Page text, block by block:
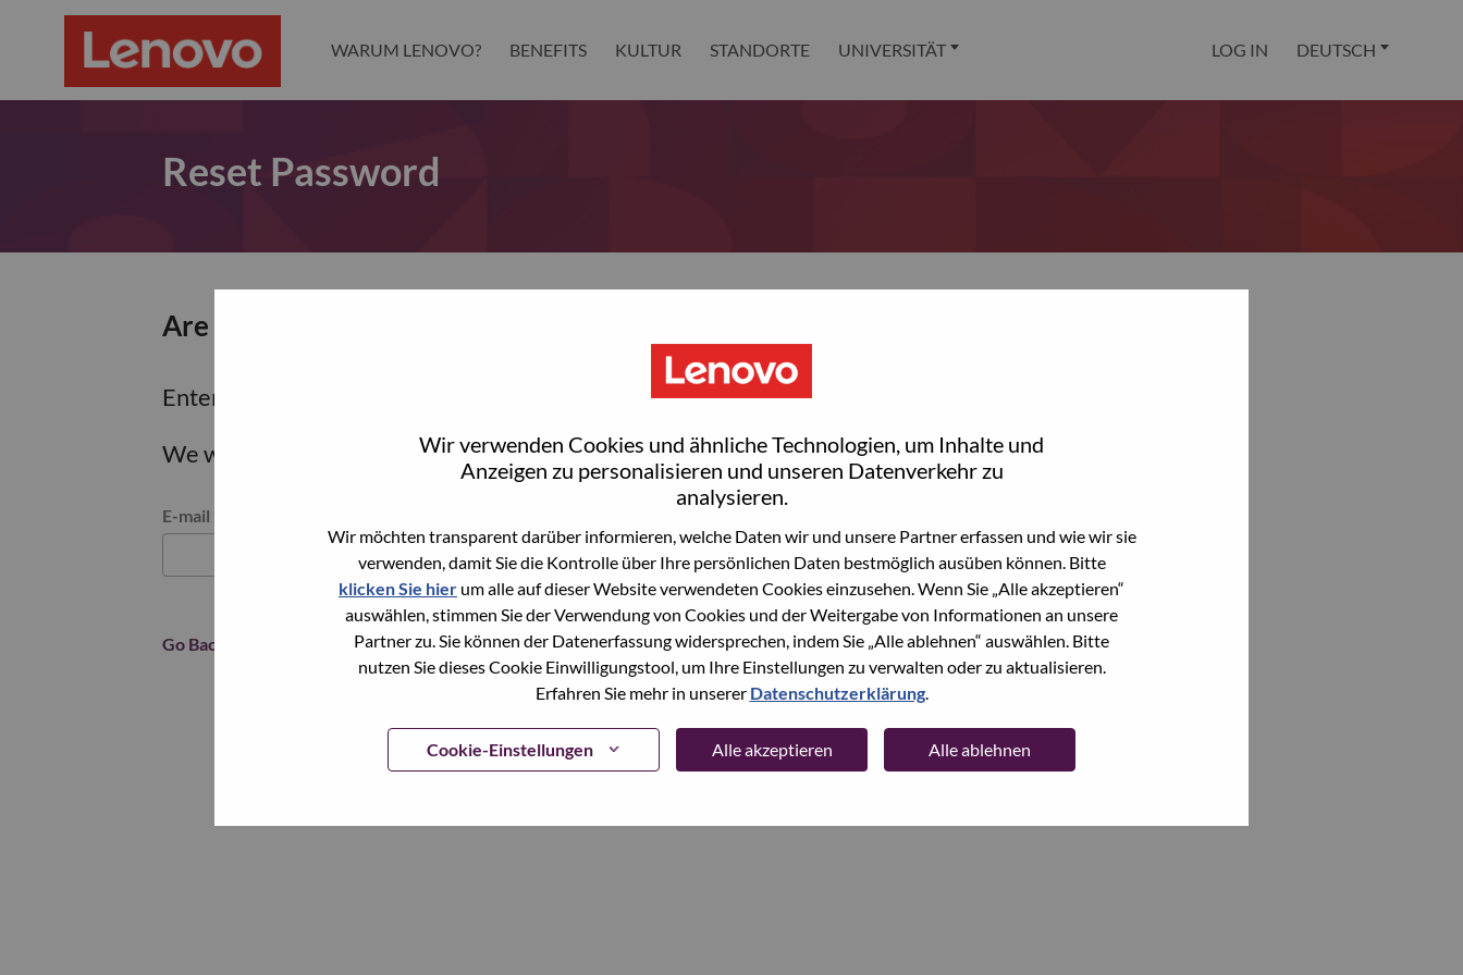
Wir verwenden Cookies und ähnliche Technologien, um Inhalte und
Anzeigen zu personalisieren und unseren Datenverkehr zu
analysieren.
Wir möchten transparent darüber informieren, welche Daten wir und unsere Partner erfassen und wie wir sie
verwenden, damit Sie die Kontrolle über Ihre persönlichen Daten bestmöglich ausüben können. Bitte
klicken Sie hier um alle auf dieser Website verwendeten Cookies einzusehen. Wenn Sie „Alle akzeptieren“
auswählen, stimmen Sie der Verwendung von Cookies und der Weitergabe von Informationen an unsere
Partner zu. Sie können der Datenerfassung widersprechen, indem Sie „Alle ablehnen“ auswählen. Bitte
nutzen Sie dieses Cookie Einwilligungstool, um Ihre Einstellungen zu verwalten oder zu aktualisieren.
Erfahren Sie mehr in unserer Datenschutzerklärung.
Cookie-Einstellungen Alle akzeptieren Alle ablehnen
WARUM LENOVO? BENEFITS KULTUR STANDORTE UNIVERSITÄT LOG IN DEUTSCH
Reset Password
Are you sure you want to reset your password?
Enter the email address associated with your account, then click "Continue".
We will email you a link to reset your password.
Reset password with your e-mail
E-mail
Continue
Go Back